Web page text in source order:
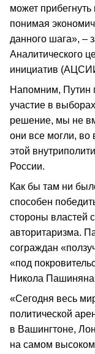
может прибегнуть
понимая
данного шага», –
Аналитического
инициатив
Напомним, Путин
участие в
решение, мы не
они все могли, во
этой
России.
Как бы там ни
способен
стороны властей
авторитаризма.
сограждан
«под
Никола
«Сегодня весь
политической
в Вашингтоне,
на самом высоком